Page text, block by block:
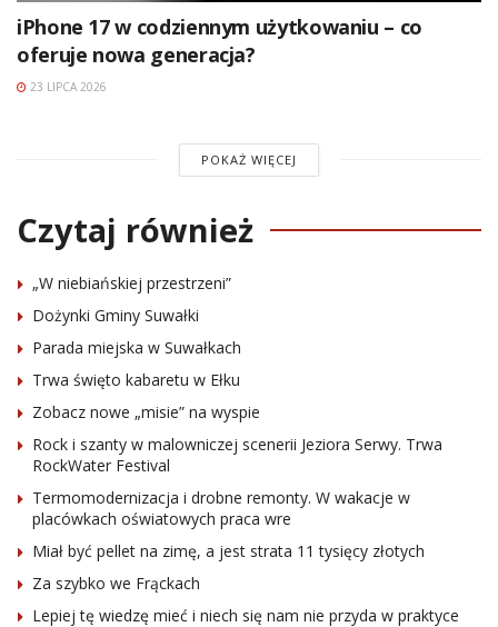
iPhone 17 w codziennym użytkowaniu – co
oferuje nowa generacja?
23 LIPCA 2026
POKAŻ WIĘCEJ
Czytaj również
„W niebiańskiej przestrzeni”
Dożynki Gminy Suwałki
Parada miejska w Suwałkach
Trwa święto kabaretu w Ełku
Zobacz nowe „misie” na wyspie
Rock i szanty w malowniczej scenerii Jeziora Serwy. Trwa
RockWater Festival
Termomodernizacja i drobne remonty. W wakacje w
placówkach oświatowych praca wre
Miał być pellet na zimę, a jest strata 11 tysięcy złotych
Za szybko we Frąckach
Lepiej tę wiedzę mieć i niech się nam nie przyda w praktyce